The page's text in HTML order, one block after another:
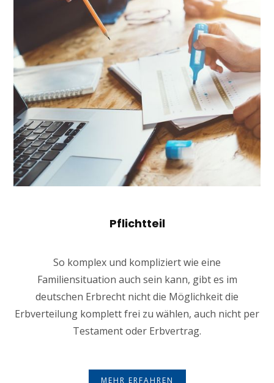
Pflichtteil
So komplex und kompliziert wie eine
Familiensituation auch sein kann, gibt es im
deutschen Erbrecht nicht die Möglichkeit die
Erbverteilung komplett frei zu wählen, auch nicht per
Testament oder Erbvertrag.
MEHR ERFAHREN